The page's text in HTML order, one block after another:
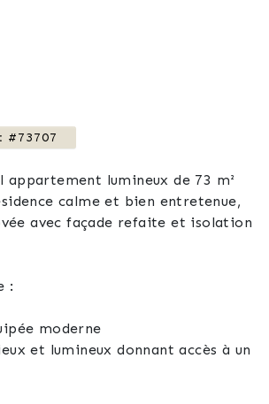
#73707
appartement lumineux de 73 m²
calme et bien entretenue,
avec façade refaite et isolation
:
moderne
et lumineux donnant accès à un